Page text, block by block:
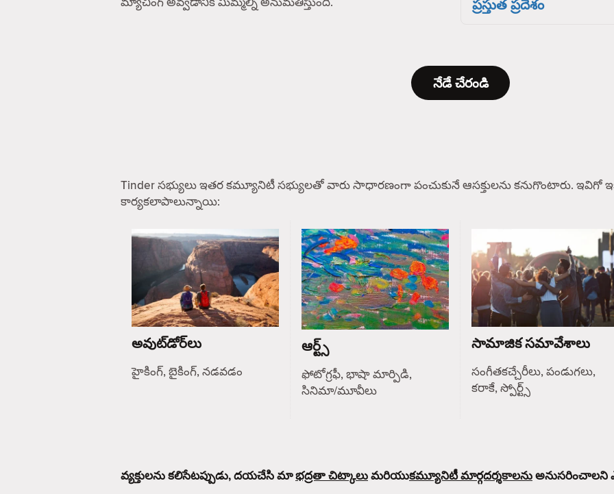
ప్రస్తుత ప్రదేశం
నేడే చేరండి
Tinder సభ్యులు ఇతర కమ్యూనిటీ సభ్యులతో వారు సాధారణంగా పంచుకునే ఆసక్తులను కనుగొంటారు.
కార్యకలాపాలున్నాయి:
అవుట్‌డోర్‌లు
హైకింగ్, బైకింగ్, నడవడం
ఆర్ట్స్
ఫోటోగ్రఫీ, భాషా మార్పిడి,
సినిమా/మూవీలు
సామాజిక సమావేశాలు
సంగీతకచ్చేరీలు, పండుగలు,
కరాకే, స్పోర్ట్స్
వ్యక్తులను కలిసేటప్పుడు, దయచేసి మాభద్రతా చిట్కాలుమరియుకమ్యూనిటీ మార్గదర్శకాలనుఅనుసరించాలని